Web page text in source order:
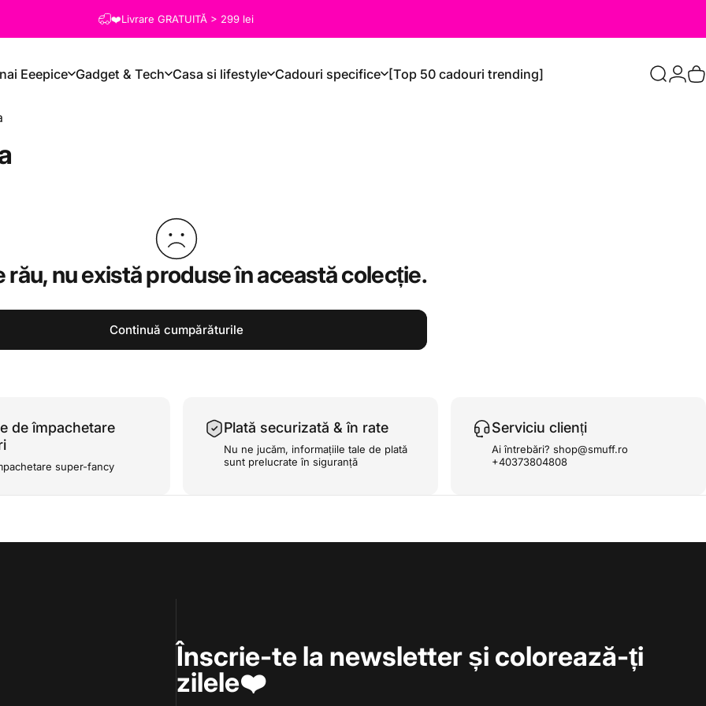
❤️Livrare GRATUITĂ > 299 lei
Eeepice Gadget & Tech Casa si lifestyle Cadouri specifice [Top 50 cadouri trending] Caută
rău, nu există produse în această colecție.
Continuă cumpărăturile
de împachetare
super-fancy
Plată securizată & în rate
Nu ne jucăm, informațiile tale de plată
sunt prelucrate în siguranță
Serviciu clienți
Ai întrebări? shop@smuff.ro
+40373804808
Înscrie-te la newsletter și colorează-ți
zilele❤️